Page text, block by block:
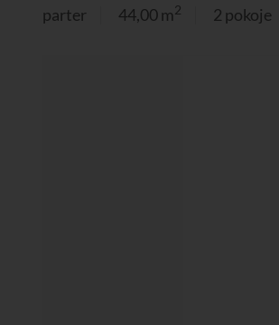
parter 44,00 m2 2 pokoje